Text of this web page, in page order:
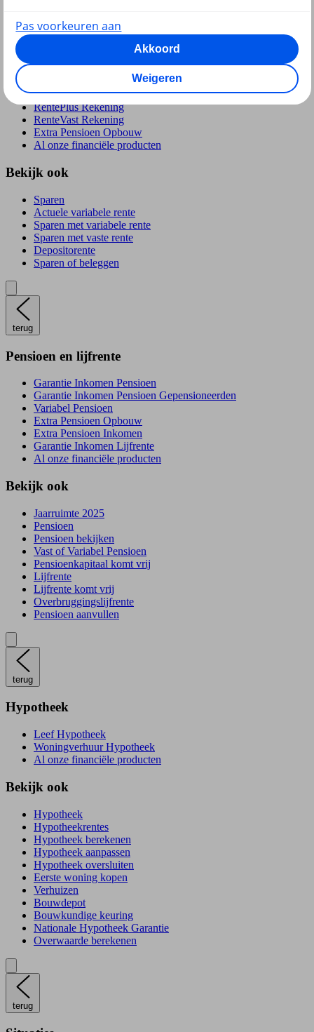
terug
Sparen
RentePlús Rekening
RenteVast Rekening
Extra Pensioen Opbouw
Al onze financiële producten
Bekijk ook
Sparen
Actuele variabele rente
Sparen met variabele rente
Sparen met vaste rente
Depositorente
Sparen of beleggen
terug
Pensioen en lijfrente
Garantie Inkomen Pensioen
Garantie Inkomen Pensioen Gepensioneerden
Variabel Pensioen
Extra Pensioen Opbouw
Extra Pensioen Inkomen
Garantie Inkomen Lijfrente
Al onze financiële producten
Bekijk ook
Jaarruimte 2025
Pensioen
Pensioen bekijken
Vast of Variabel Pensioen
Pensioenkapitaal komt vrij
Lijfrente
Lijfrente komt vrij
Overbruggingslijfrente
Pensioen aanvullen
terug
Hypotheek
Leef Hypotheek
Woningverhuur Hypotheek
Al onze financiële producten
Bekijk ook
Hypotheek
Hypotheekrentes
Hypotheek berekenen
Hypotheek aanpassen
Hypotheek oversluiten
Eerste woning kopen
Verhuizen
Bouwdepot
Bouwkundige keuring
Nationale Hypotheek Garantie
Overwaarde berekenen
terug
Pas voorkeuren aan
Akkoord
Weigeren